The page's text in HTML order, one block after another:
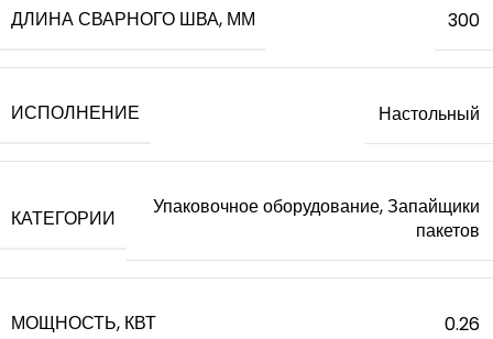
ДЛИНА СВАРНОГО ШВА, ММ 300
ИСПОЛНЕНИЕ Настольный
КАТЕГОРИИ
Упаковочное оборудование, Запайщики
пакетов
МОЩНОСТЬ, КВТ 0.26